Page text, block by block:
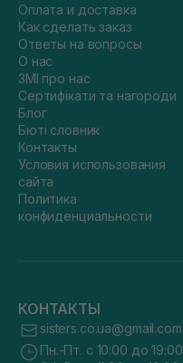
Оплата и доставка
Как сделать заказ
Ответы на вопросы
О нас
ЗМІ про нас
Сертифікати та нагороди
Блог
Бюті словник
Контакты
Условия использования
сайта
Политика
конфиденциальности
КОНТАКТЫ
sisters.co.ua@gmail.com
Пн.-Пт. с 10:00 до 19:00